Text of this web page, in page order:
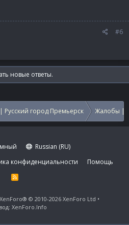
#6
новые ответы.
Русский город Премьерск Жалобы |
Russian (RU)
конфиденциальности Помощь
R
S
© 2010-2026 XenForo Ltd
XenForo.Info